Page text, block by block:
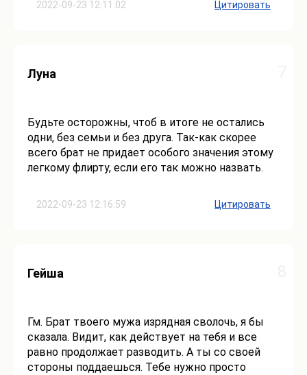
2022-09-23 12:11:02 Цитировать
2022-09-23 12:16:59
Луна
Будьте осторожны, чтоб в итоге не остались
одни, без семьи и без друга. Так-как скорее
всего брат не придает особого значения этому
легкому флирту, если его так можно назвать.
Цитировать
Гейша
Гм. Брат твоего мужа изрядная сволочь, я бы
сказала. Видит, как действует на тебя и все
равно продолжает разводить. А ты со своей
стороны поддаешься. Тебе нужно просто